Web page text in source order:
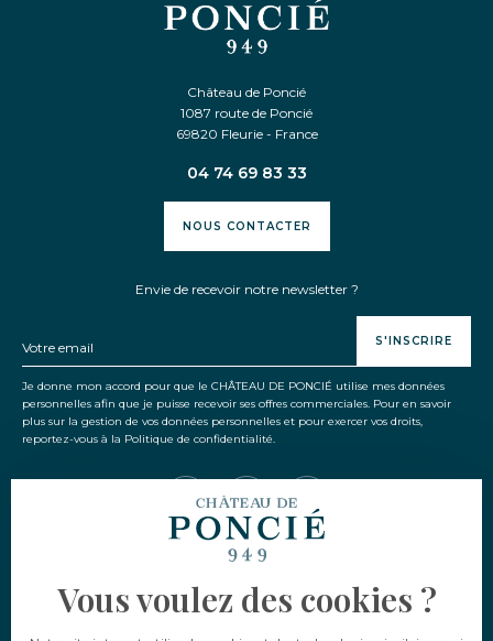
Château de Poncié
1087 route de Poncié
69820 Fleurie - France
04 74 69 83 33
NOUS CONTACTER
Envie de recevoir notre newsletter ?
S'INSCRIRE
Je donne mon accord pour que le CHÂTEAU DE PONCIÉ utilise mes données
personnelles afin que je puisse recevoir ses offres commerciales. Pour en savoir
plus sur la gestion de vos données personnelles et pour exercer vos droits,
reportez-vous à la Politique de confidentialité.
Vous voulez des cookies ?